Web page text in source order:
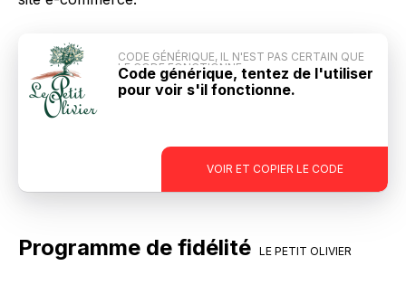
VOIR ET COPIER LE CODE
CODE GÉNÉRIQUE, IL N'EST PAS CERTAIN QUE
LE CODE FONCTIONNE
Code générique, tentez de l'utiliser
pour voir s'il fonctionne.
Programme de fidélité LE PETIT OLIVIER